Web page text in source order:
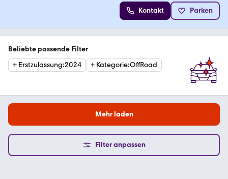
Kontakt Parken
Beliebte passende Filter
+ Erstzulassung:2024 + Kategorie:OffRoad
Mehr laden
Filter anpassen